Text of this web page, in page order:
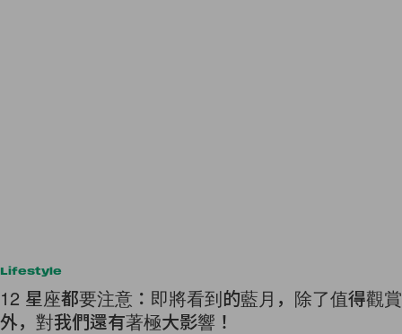
Lifestyle
12 星座都要注意：即將看到的藍月，除了值得觀賞
外，對我們還有著極大影響！